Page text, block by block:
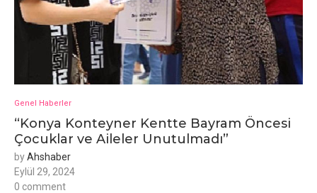
Genel Haberler
“Konya Konteyner Kentte Bayram Öncesi
Çocuklar ve Aileler Unutulmadı”
byAhshaber
Eylül 29, 2024
0 comment